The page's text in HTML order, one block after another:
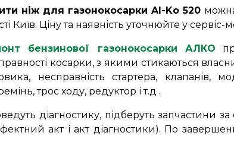
ніж для газонокосарки Al-Ko 520
Київ. Ціну та наявність уточнюйте у
бензинової газонокосарки АЛКО
косарки, з якими стикаються
несправність стартера, клапанів,
трос ходу, редуктор і т.д .
діагностику, підберуть запчастини
акт і акт діагностики). По